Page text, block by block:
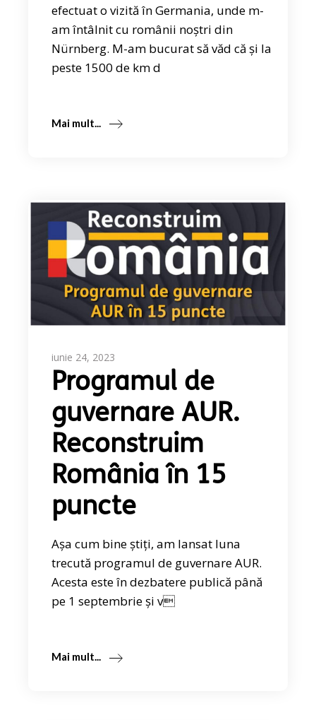
efectuat o vizită în Germania, unde m-
am întâlnit cu românii noștri din
Nürnberg. M-am bucurat să văd că și la
peste 1500 de km d
Mai mult...
iunie 24, 2023
Programul de
guvernare AUR.
Reconstruim
România în 15
puncte
Așa cum bine știți, am lansat luna
trecută programul de guvernare AUR.
Acesta este în dezbatere publică până
pe 1 septembrie și v
Mai mult...